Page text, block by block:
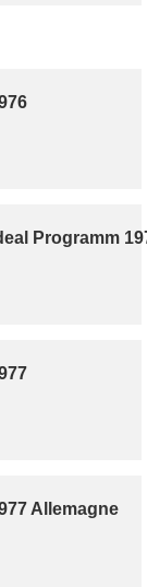
Programm
Allemagne